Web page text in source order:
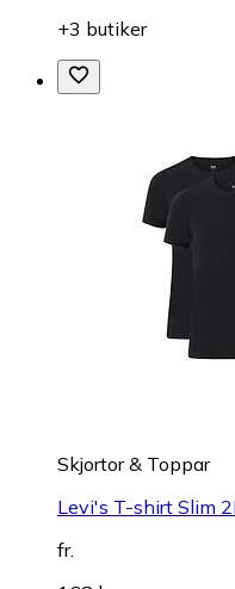
+3 butiker
Skjortor & Toppar
Levi's T-shirt Slim
fr.